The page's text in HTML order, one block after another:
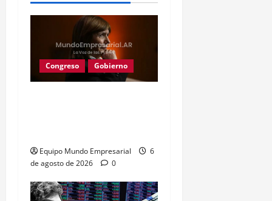
Congreso Gobierno
Equipo Mundo Empresarial
6
de agosto de 2026
0